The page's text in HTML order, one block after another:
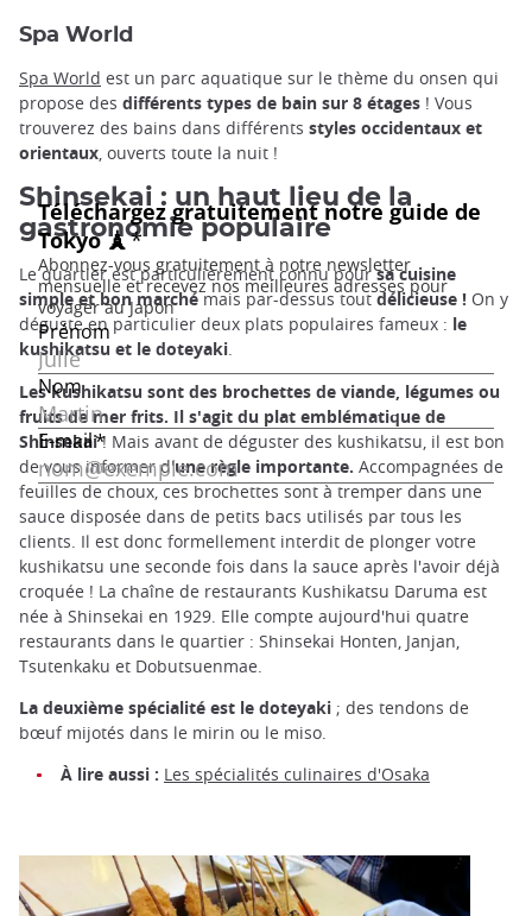
Spa World
Spa World est un parc aquatique sur le thème du onsen qui
propose des différents types de bain sur 8 étages ! Vous
trouverez des bains dans différents styles occidentaux et
orientaux, ouverts toute la nuit !
Shinsekai : un haut lieu de la
gastronomie populaire
Le quartier est particulièrement connu poursa cuisine
simple et bon marchémais par-dessus toutdélicieuse ! On y
déguste en particulier deux plats populaires fameux : le
kushikatsu et le doteyaki.
Les kushikatsu sont des brochettes de viande, légumes ou
fruits de mer frits. Il s'agit du plat emblématique de
Shinsekai! Mais avant de déguster des kushikatsu, il est bon
de vous informer d'une règle importante. Accompagnées de
feuilles de choux, ces brochettes sont à tremper dans une
sauce disposée dans de petits bacs utilisés par tous les
clients. Il est donc formellement interdit de plonger votre
kushikatsu une seconde fois dans la sauce après l'avoir déjà
croquée ! La chaîne de restaurants Kushikatsu Daruma est
née à Shinsekai en 1929. Elle compte aujourd'hui quatre
restaurants dans le quartier : Shinsekai Honten, Janjan,
Tsutenkaku et Dobutsuenmae.
La deuxième spécialité est le doteyaki ; des tendons de
bœuf mijotés dans le mirin ou le miso.
À lire aussi : Les spécialités culinaires d'Osaka